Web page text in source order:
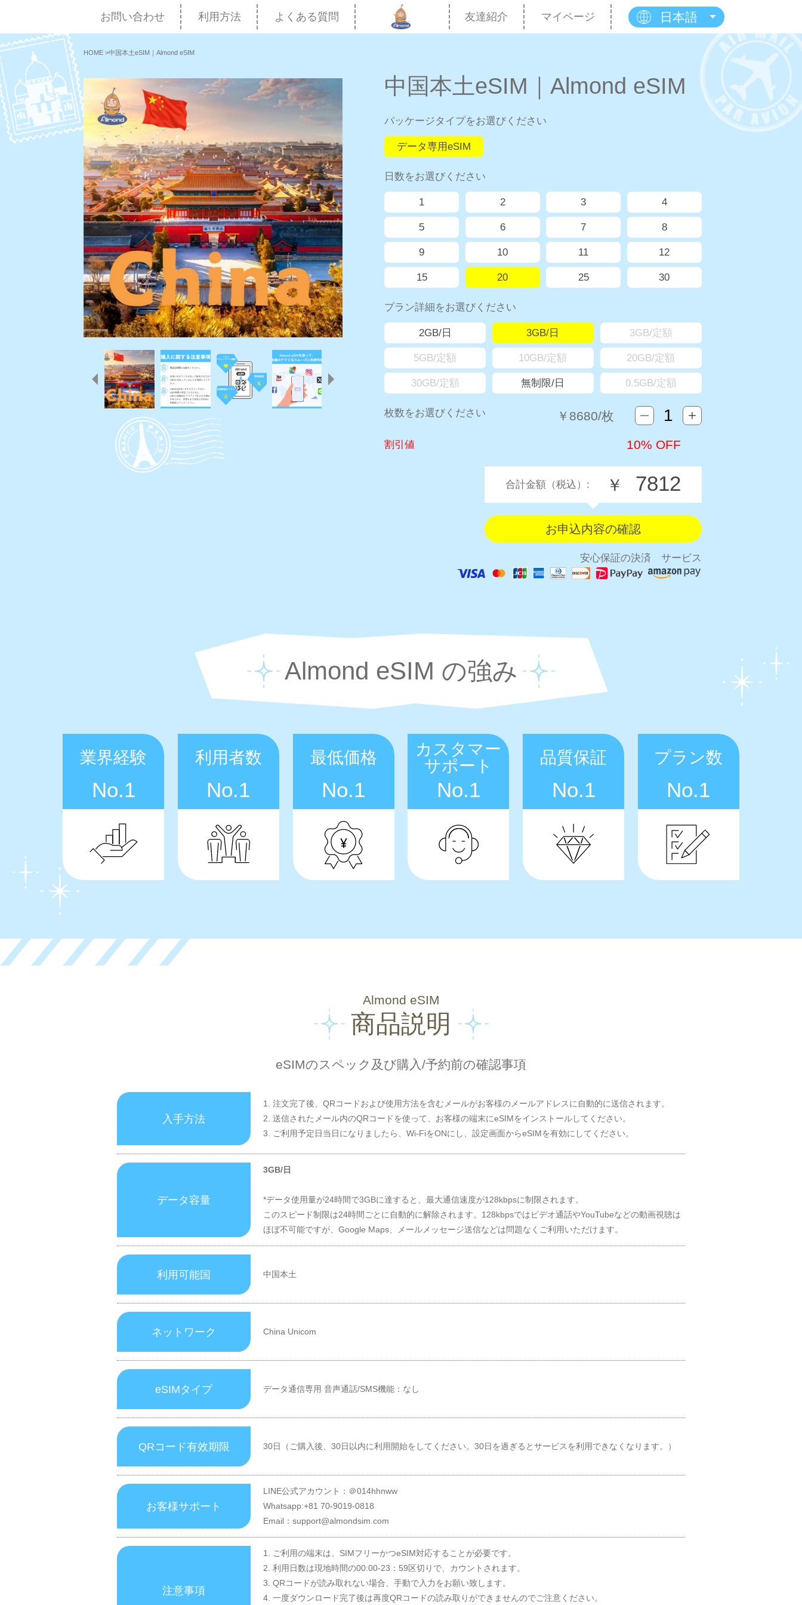
お問い合わせ 利用方法 よくある質問 友達紹介 マイページ 日本語
HOME >中国本土eSIM｜Almond eSIM
中国本土eSIM｜Almond eSIM
パッケージタイプをお選びください
データ専用eSIM
日数をお選びください
1 2 3 4
5 6 7 8
9 10 11 12
15 20 25 30
プラン詳細をお選びください
2GB/日 3GB/日 3GB/定額
5GB/定額 10GB/定額 20GB/定額
30GB/定額 無制限/日 0.5GB/定額
枚数をお選びください ￥ 8680/枚
割引値 10% OFF
合計金額（税込）: ￥ 7812
安心保証の決済 サービス
Almond eSIM の強み
業界経験
No.1
利用者数
No.1
最低価格
No.1
カスタマー
サポート
No.1
品質保証
No.1
プラン数
No.1
Almond eSIM
商品説明
eSIMのスペック及び購入/予約前の確認事項
入手方法
1. 注文完了後、QRコードおよび使用方法を含むメールがお客様のメールアドレスに自動的に送信されます。
2. 送信されたメール内のQRコードを使って、お客様の端末にeSIMをインストールしてください。
3. ご利用予定日当日になりましたら、Wi-FiをONにし、設定画面からeSIMを有効にしてください。
データ容量
3GB/日
*データ使用量が24時間で3GBに達すると、最大通信速度が128kbpsに制限されます。
このスピード制限は24時間ごとに自動的に解除されます。128kbpsではビデオ通話やYouTubeなどの動画視聴は
ほぼ不可能ですが、Google Maps、メールメッセージ送信などは問題なくご利用いただけます。
利用可能国 中国本土
ネットワーク China Unicom
eSIMタイプ データ通信専用 音声通話/SMS機能：なし
QRコード有效期限 30日（ご購入後、30日以内に利用開始をしてください。30日を過ぎるとサービスを利用できなくなります。）
お客様サポート
LINE公式アカウント：＠014hhnww
Whatsapp:+81 70-9019-0818
Email：support@almondsim.com
注意事項
1. ご利用の端末は、SIMフリーかつeSIM対応することが必要です。
2. 利用日数は現地時間の00:00-23：59区切りで、カウントされます。
3. QRコードが読み取れない場合、手動で入力をお願い致します。
4. 一度ダウンロード完了後は再度QRコードの読み取りができませんのでご注意ください。